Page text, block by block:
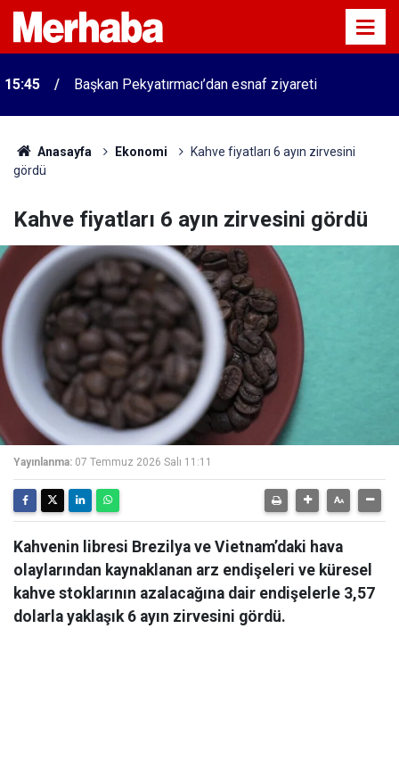
15:45 Başkan Pekyatırmacı’dan esnaf ziyareti
Anasayfa Ekonomi
Kahve fiyatları 6 ayın zirvesini
gördü
Kahve fiyatları 6 ayın zirvesini gördü
Yayınlanma: 07 Temmuz 2026 Salı 11:11
Kahvenin libresi Brezilya ve Vietnam’daki hava
olaylarından kaynaklanan arz endişeleri ve küresel
kahve stoklarının azalacağına dair endişelerle 3,57
dolarla yaklaşık 6 ayın zirvesini gördü.